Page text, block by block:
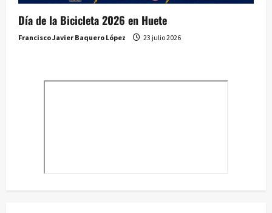
Día de la Bicicleta 2026 en Huete
Francisco Javier Baquero López 23 julio 2026